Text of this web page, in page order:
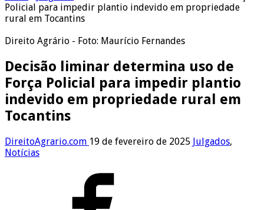
Policial para impedir plantio indevido em propriedade
rural em Tocantins
Direito Agrário - Foto: Maurício Fernandes
Decisão liminar determina uso de
Força Policial para impedir plantio
indevido em propriedade rural em
Tocantins
DireitoAgrario.com 19 de fevereiro de 2025 Julgados,
Notícias